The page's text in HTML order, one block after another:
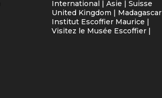
International | Asie | Suisse
United Kingdom | Madagascar
Institut Escoffier Maurice |
Visitez le Musée Escoffier|